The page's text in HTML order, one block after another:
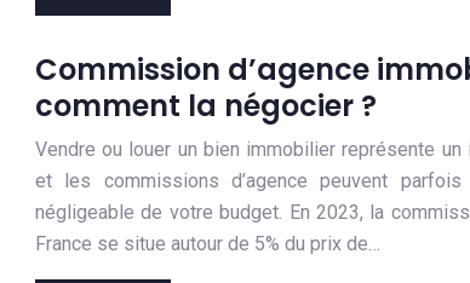
Commission d’agence
comment la négocier ?
Vendre ou louer un bien immobilier représente
et les commissions d’agence peuvent
négligeable de votre budget. En 2023, la
France se situe autour de 5% du prix de…